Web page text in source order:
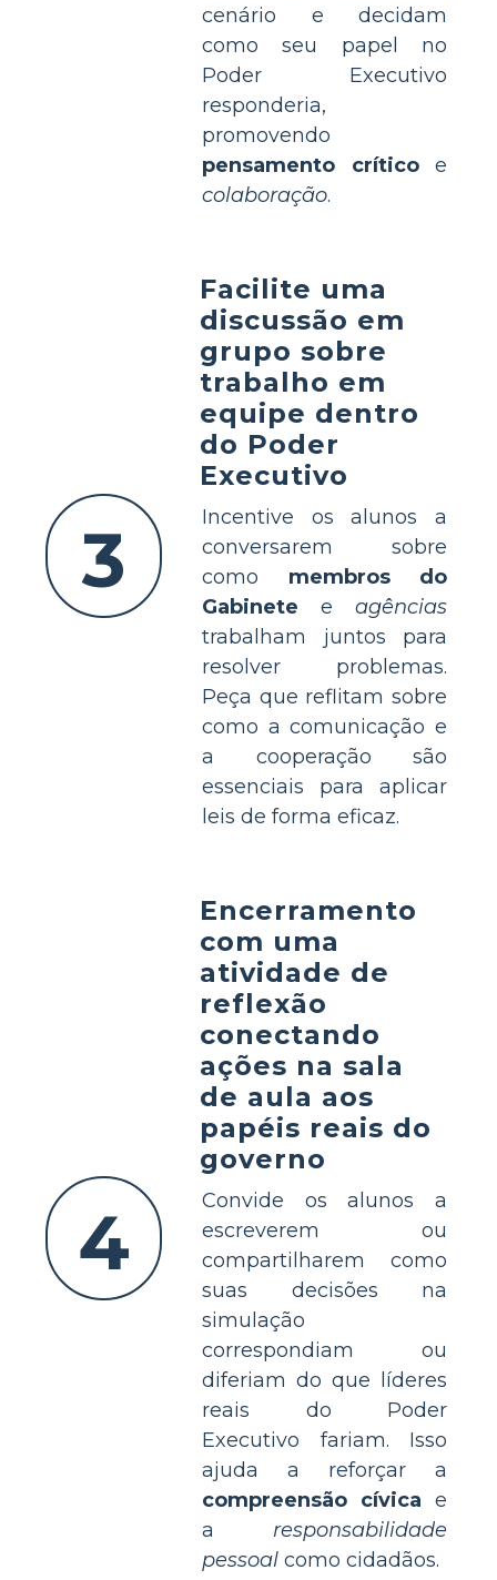
cenário e decidam
como seu papel no
Poder Executivo
responderia,
promovendo
pensamento críticoe
colaboração.
3
Facilite uma
discussão em
grupo sobre
trabalho em
equipe dentro
do Poder
Executivo
Incentive os alunos a
conversarem sobre
como membros do
Gabinete e agências
trabalham juntos para
resolver problemas.
Peça que reflitam sobre
como a comunicação e
a cooperação são
essenciais para aplicar
leis de forma eficaz.
4
Encerramento
com uma
atividade de
reflexão
conectando
ações na sala
de aula aos
papéis reais do
governo
Convide os alunos a
escreverem ou
compartilharem como
suas decisões na
simulação
correspondiam ou
diferiam do que líderes
reais do Poder
Executivo fariam. Isso
ajuda a reforçar a
compreensão cívica e
a responsabilidade
pessoal como cidadãos.